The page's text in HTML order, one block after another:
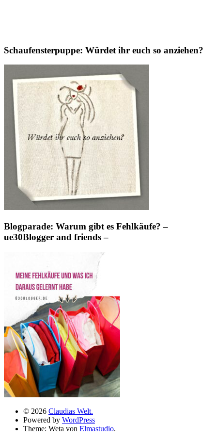
Schaufensterpuppe: Würdet ihr euch so anziehen?
Blogparade: Warum gibt es Fehlkäufe? –
ue30Blogger and friends –
© 2026 Claudias Welt.
Powered by WordPress
Theme: Weta von Elmastudio.